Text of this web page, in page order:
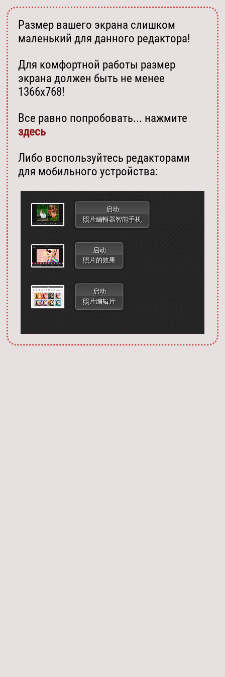
Запустить фотошоп
Размер вашего экрана слишком
маленький для данного редактора!
Для комфортной работы размер
экрана должен быть не менее
1366х768!
Все равно попробовать... нажмите
здесь
Либо воспользуйтесь редакторами
для мобильного устройства:
启动
照片編輯器智能手机
启动
照片的效果
启动
照片编辑片